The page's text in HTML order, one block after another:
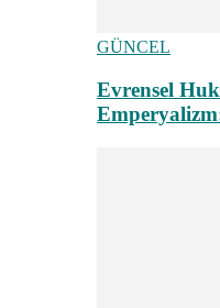
GÜNCEL
Evrensel